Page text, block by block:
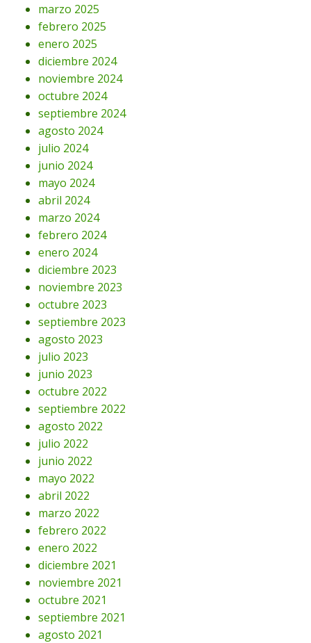
marzo 2025
febrero 2025
enero 2025
diciembre 2024
noviembre 2024
octubre 2024
septiembre 2024
agosto 2024
julio 2024
junio 2024
mayo 2024
abril 2024
marzo 2024
febrero 2024
enero 2024
diciembre 2023
noviembre 2023
octubre 2023
septiembre 2023
agosto 2023
julio 2023
junio 2023
octubre 2022
septiembre 2022
agosto 2022
julio 2022
junio 2022
mayo 2022
abril 2022
marzo 2022
febrero 2022
enero 2022
diciembre 2021
noviembre 2021
octubre 2021
septiembre 2021
agosto 2021